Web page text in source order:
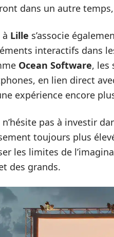
dans un autre
à Lille s’associe
interactifs dans
Ocean Software, les
en lien direct
expérience encore
n’hésite pas à investir
toujours plus
les limites de
des grands.